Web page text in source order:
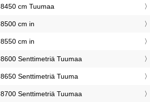
8450 cm Tuumaa
8500 cm in
8550 cm in
8600 Senttimetriä Tuumaa
8650 Senttimetriä Tuuma
8700 Senttimetriä Tuumaa